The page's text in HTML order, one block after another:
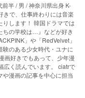
半 / 男 / 神奈川県出身 K-
きで、仕事終わりには音楽
します！ 韓国ドラマでは
ちの学校は…』などが好き
」や「RedVelvet」
のある少女時代・ユナに
画好きでもあって、少年漫
広く読んでいます。 ciatrで
漫画の記事を中心に担当